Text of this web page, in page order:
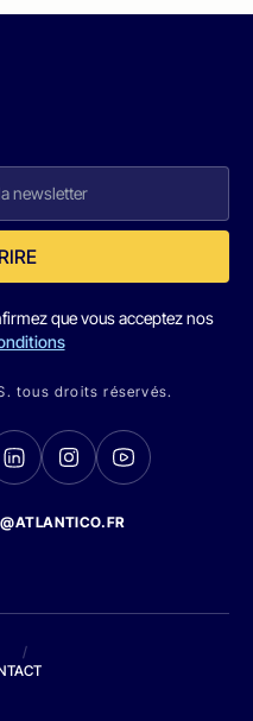
que vous acceptez nos
tous droits réservés.
/